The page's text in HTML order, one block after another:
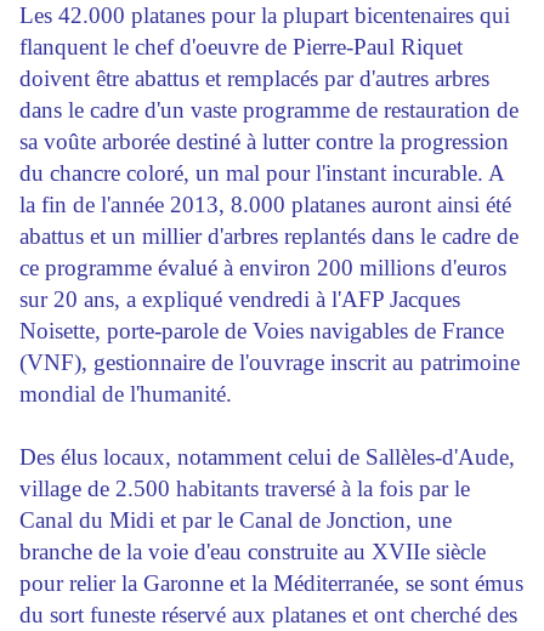
Les 42.000 platanes pour la plupart bicentenaires qui
flanquent le chef d'oeuvre de Pierre-Paul Riquet
doivent être abattus et remplacés par d'autres arbres
dans le cadre d'un vaste programme de restauration de
sa voûte arborée destiné à lutter contre la progression
du chancre coloré, un mal pour l'instant incurable. A
la fin de l'année 2013, 8.000 platanes auront ainsi été
abattus et un millier d'arbres replantés dans le cadre de
ce programme évalué à environ 200 millions d'euros
sur 20 ans, a expliqué vendredi à l'AFP Jacques
Noisette, porte-parole de Voies navigables de France
(VNF), gestionnaire de l'ouvrage inscrit au patrimoine
mondial de l'humanité.
Des élus locaux, notamment celui de Sallèles-d'Aude,
village de 2.500 habitants traversé à la fois par le
Canal du Midi et par le Canal de Jonction, une
branche de la voie d'eau construite au XVIIe siècle
pour relier la Garonne et la Méditerranée, se sont émus
du sort funeste réservé aux platanes et ont cherché des